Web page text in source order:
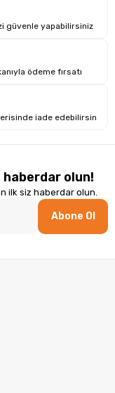
güvenle yapabilirsiniz
ödeme fırsatı
iade edebilirsin
haberdar olun!
ilk siz haberdar olun.
Abone Ol